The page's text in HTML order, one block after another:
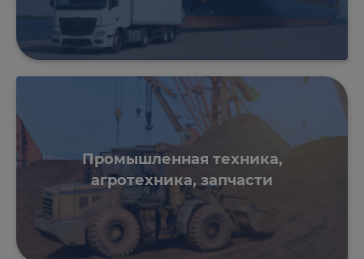
Промышленная техника,
агротехника, запчасти